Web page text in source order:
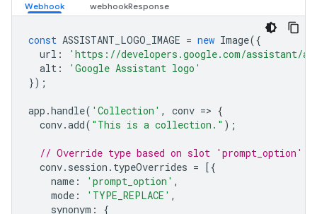
const ASSISTANT_LOGO_IMAGE = new Image({
url :
'https://developers.google.com/assistant/
alt :
'Google Assistant logo'
});
app .handle( 'Collection' , conv => {
conv.add( "This is a collection." );
// Override type based on slot 'prompt_option'
conv. session . typeOverrides = [{
name : 'prompt_option' ,
mode : 'TYPE_REPLACE' ,
synonym : {